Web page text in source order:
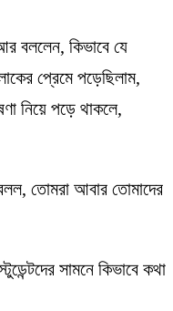
বললেন, কিভাবে যে
প্রেমে পড়েছিলাম,
নিয়ে পড়ে থাকলে,
তোমরা আবার তোমাদের
সামনে কিভাবে কথা